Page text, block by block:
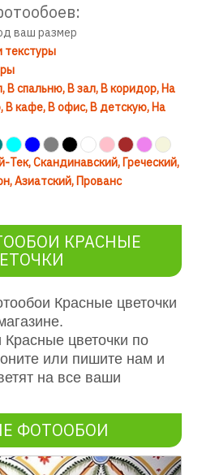
ваш размер
В спальню В зал В коридор На
В кафе В офис В детскую На
Тек Скандинавский Греческий
Азиатский Прованс
КРАСНЫЕ
Красные цветочки
цветочки по
или пишите нам и
на все ваши
ФОТООБОИ